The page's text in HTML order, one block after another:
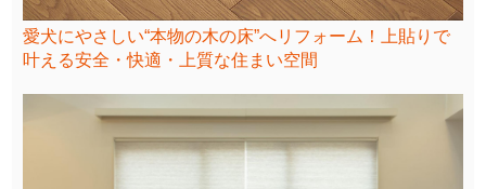
愛犬にやさしい“本物の木の床”へリフォーム！上貼りで
叶える安全・快適・上質な住まい空間